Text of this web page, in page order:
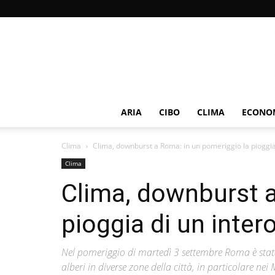
ARIA CIBO CLIMA
Clima Clima, downburst a Roma: in un pomeriggio la
Clima
Clima, downburst
pioggia di un
Nel pomeriggio di martedì 3 settembre Roma è
alberi in diverse zone della città, in particolare nei